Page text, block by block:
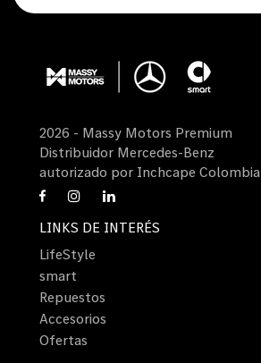
2026 - Massy Motors Premium
Distribuidor Mercedes-Benz
autorizado por Inchcape Colombia
LINKS DE INTERÉS
LifeStyle
smart
Repuestos
Accesorios
Ofertas